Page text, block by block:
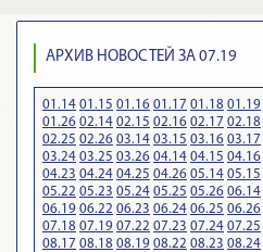
АРХИВ НОВОСТЕЙ ЗА 07.19
01.14 01.15 01.16 01.17 01.18 01.19
01.26 02.14 02.15 02.16 02.17 02.18
02.25 02.26 03.14 03.15 03.16 03.17
03.24 03.25 03.26 04.14 04.15 04.16
04.23 04.24 04.25 04.26 05.14 05.15
05.22 05.23 05.24 05.25 05.26 06.14
06.19 06.22 06.23 06.24 06.25 06.26
07.18 07.19 07.22 07.23 07.24 07.25
08.17 08.18 08.19 08.22 08.23 08.24